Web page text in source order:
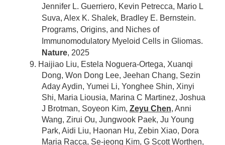
Jennifer L. Guerriero, Kevin Petrecca, Mario L
Suva, Alex K. Shalek, Bradley E. Bernstein.
Programs, Origins, and Niches of
Immunomodulatory Myeloid Cells in Gliomas.
Nature, 2025
9. Haijiao Liu, Estela Noguera-Ortega, Xuanqi
Dong, Won Dong Lee, Jeehan Chang, Sezin
Aday Aydin, Yumei Li, Yonghee Shin, Xinyi
Shi, Maria Liousia, Marina C Martinez, Joshua
J Brotman, Soyeon Kim, Zeyu Chen, Anni
Wang, Zirui Ou, Jungwook Paek, Ju Young
Park, Aidi Liu, Haonan Hu, Zebin Xiao, Dora
Maria Racca, Se-jeong Kim, G Scott Worthen,